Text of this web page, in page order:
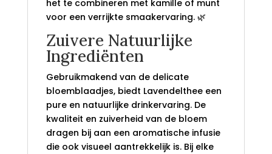
het te combineren met kamille of munt
voor een verrijkte smaakervaring. 🌿
Zuivere Natuurlijke
Ingrediënten
Gebruikmakend van de delicate
bloemblaadjes, biedt Lavendelthee een
pure en natuurlijke drinkervaring. De
kwaliteit en zuiverheid van de bloem
dragen bij aan een aromatische infusie
die ook visueel aantrekkelijk is. Bij elke